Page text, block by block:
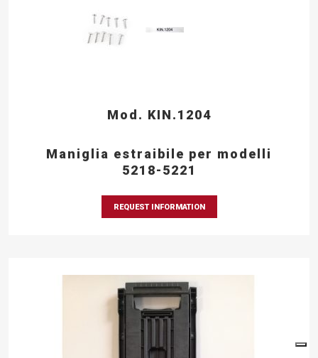
Mod. KIN.1204
Maniglia estraibile per modelli
5218-5221
REQUEST INFORMATION